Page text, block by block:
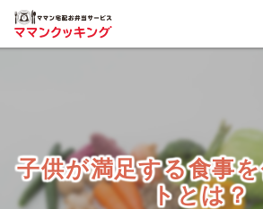
子供が満足する食事
トとは？